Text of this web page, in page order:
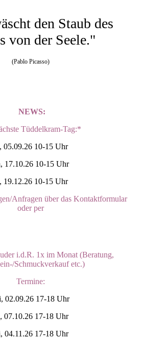
den Staub des
von der Seele."
(Pablo Picasso)
NEWS:
Tüddelkram-Tag:*
05.09.26 10-15 Uhr
17.10.26 10-15 Uhr
19.12.26 10-15 Uhr
/Anfragen über das Kontaktformular
oder per
i.d.R. 1x im Monat (Beratung,
Schmuckverkauf etc.)
Termine:
02.09.26 17-18 Uhr
07.10.26 17-18 Uhr
04.11.26 17-18 Uhr